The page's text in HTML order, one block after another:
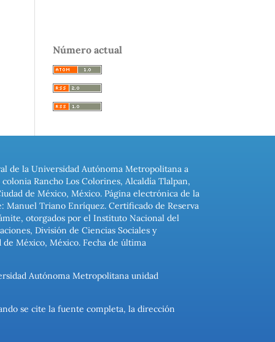
Número actual
de la Universidad Autónoma Metropolitana a
Rancho Los Colorines, Alcaldía Tlalpan,
de México, México. Página electrónica de la
Triano Enríquez. Certificado de Reserva
otorgados por el Instituto Nacional del
División de Ciencias Sociales y
de México, México. Fecha de última
Autónoma Metropolitana unidad
se cite la fuente completa, la dirección